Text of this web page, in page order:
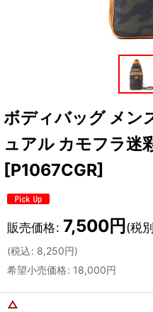
ボディバッグ メン
ュアル カモフラ迷
[P1067CGR]
販売価格: 7,500円 (税
(税込: 8,250円)
希望小売価格: 18,000円
△